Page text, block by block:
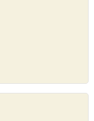
mại và co dãn
đôn dên Max
đôn dên lại và trùm